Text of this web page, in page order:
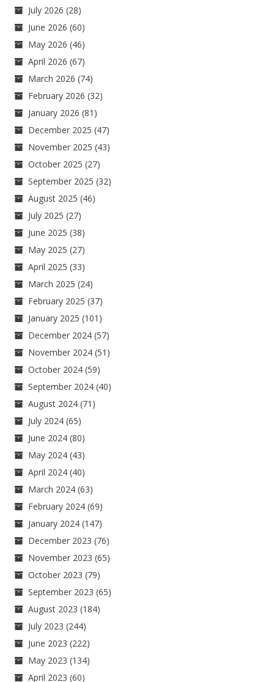
July 2026 (28)
June 2026 (60)
May 2026 (46)
April 2026 (67)
March 2026 (74)
February 2026 (32)
January 2026 (81)
December 2025 (47)
November 2025 (43)
October 2025 (27)
September 2025 (32)
August 2025 (46)
July 2025 (27)
June 2025 (38)
May 2025 (27)
April 2025 (33)
March 2025 (24)
February 2025 (37)
January 2025 (101)
December 2024 (57)
November 2024 (51)
October 2024 (59)
September 2024 (40)
August 2024 (71)
July 2024 (65)
June 2024 (80)
May 2024 (43)
April 2024 (40)
March 2024 (63)
February 2024 (69)
January 2024 (147)
December 2023 (76)
November 2023 (65)
October 2023 (79)
September 2023 (65)
August 2023 (184)
July 2023 (244)
June 2023 (222)
May 2023 (134)
April 2023 (60)